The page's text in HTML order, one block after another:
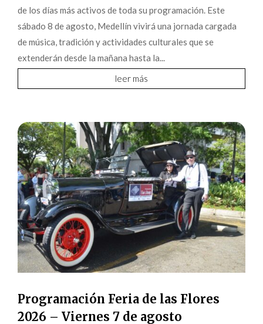
de los días más activos de toda su programación. Este
sábado 8 de agosto, Medellín vivirá una jornada cargada
de música, tradición y actividades culturales que se
extenderán desde la mañana hasta la...
leer más
Programación Feria de las Flores
2026 – Viernes 7 de agosto